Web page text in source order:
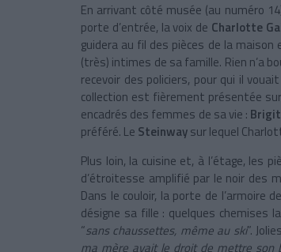
En arrivant côté musée (au numéro
porte d’entrée, la voix de Charlotte
guidera au fil des pièces de la
(très) intimes de sa famille. Rien n’a
recevoir des policiers, pour qui il
collection est fièrement présentée
encadrés des femmes de sa vie :
préféré. Le Steinwaysur lequel
Plus loin, la cuisine et, à l’étage,
d’étroitesse amplifié par le noir des
Dans le couloir, la porte de l’armoire
désigne sa fille : quelques chemises
“sans chaussettes, même au ski”.
ma mère avait le droit de mettre son